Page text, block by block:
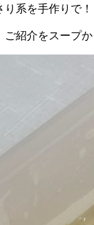
系を手作りで！
紹介をスープか